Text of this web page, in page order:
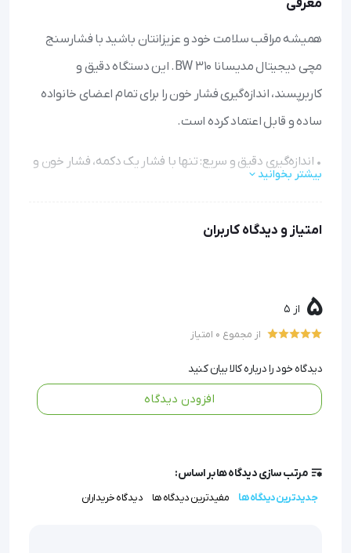
معرفی
همیشه مراقب سلامت خود و عزیزانتان باشید با فشارسنج
مچی دیجیتال مدیسانا BW 310. این دستگاه دقیق و
کاربرپسند، اندازه‌گیری فشار خون را برای تمام اعضای خانواده
ساده و قابل اعتماد کرده است.
• اندازه‌گیری دقیق و سریع: تنها با فشار یک دکمه، فشار خون و
• هشدار هوشمند: سیستم نشانگر آریتمی قلب، هرگونه
ضربان نامنظم را به شما هشدار می‌دهد.
محاسبه کرده و نتیجه دقیق‌تری ارائه می‌دهد.
• استفاده آسان: طراحی مچی سبک و جمع‌وجور، امکان
فشارسنج مچی دیجیتال BW 310 مدیسانا
بیشتر بخوانید
امتیاز و دیدگاه کاربران
5 از 5
از مجموع 0 امتیاز
دیدگاه خود را درباره کالا بیان کنید
افزودن دیدگاه
مرتب سازی دیدگاه ها بر اساس:
جدیدترین دیدگاه ها مفیدترین دیدگاه ها دیدگاه خریداران